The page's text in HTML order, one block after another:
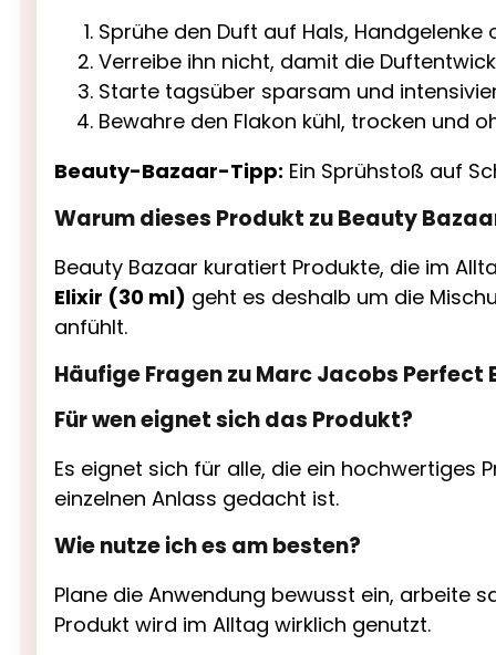
Sprühe den Duft auf Hals, Handgelenke
Verreibe ihn nicht, damit die
Starte tagsüber sparsam und
Bewahre den Flakon kühl, trocken und
Beauty-Bazaar-Tipp: Ein Sprühstoß auf
Warum dieses Produkt zu Beauty
Beauty Bazaar kuratiert Produkte, die im
Elixir (30 ml) geht es deshalb um die
anfühlt.
Häufige Fragen zu Marc Jacobs Perfect
Für wen eignet sich das Produkt?
Es eignet sich für alle, die ein hochwertiges
einzelnen Anlass gedacht ist.
Wie nutze ich es am besten?
Plane die Anwendung bewusst ein, arbeite
Produkt wird im Alltag wirklich genutzt.